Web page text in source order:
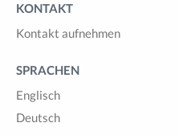
KONTAKT
Kontakt aufnehmen
SPRACHEN
Englisch
Deutsch